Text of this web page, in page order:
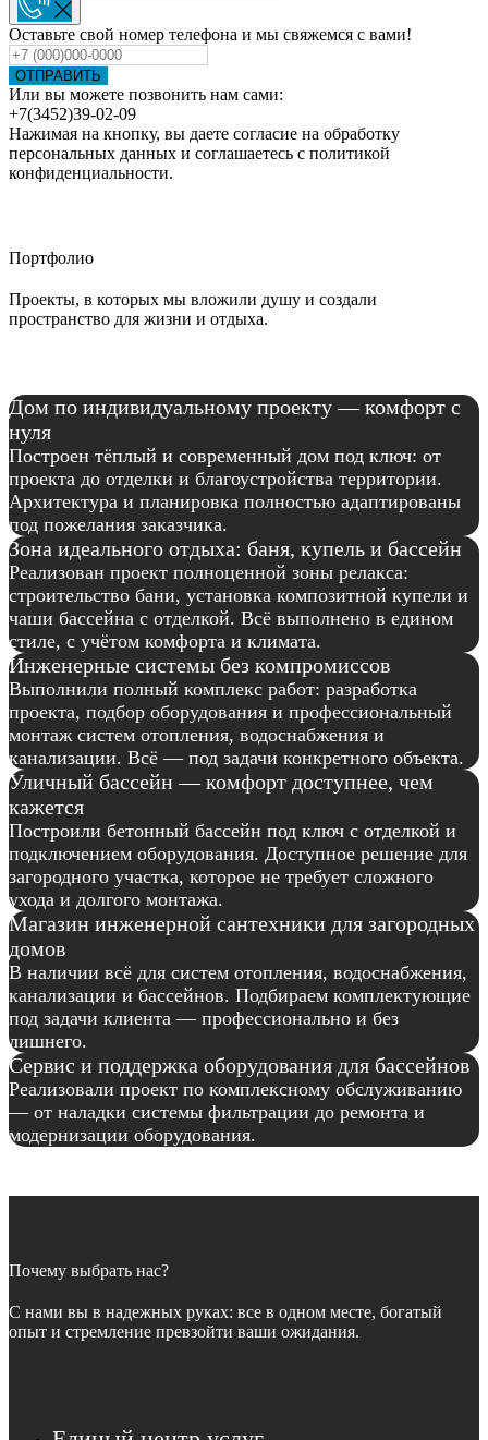
Оставьте свой номер телефона и мы свяжемся с вами!
ОТПРАВИТЬ
Или вы можете позвонить нам сами:
+7(3452)39-02-09
Нажимая на кнопку, вы даете согласие на обработку
персональных данных и соглашаетесь c политикой
конфиденциальности.
Портфолио
Проекты, в которых мы вложили душу и создали
пространство для жизни и отдыха.
Дом по индивидуальному проекту — комфорт с
нуля
Построен тёплый и современный дом под ключ: от
проекта до отделки и благоустройства территории.
Архитектура и планировка полностью адаптированы
под пожелания заказчика.
Зона идеального отдыха: баня, купель и бассейн
Реализован проект полноценной зоны релакса:
строительство бани, установка композитной купели и
чаши бассейна с отделкой. Всё выполнено в едином
стиле, с учётом комфорта и климата.
Инженерные системы без компромиссов
Выполнили полный комплекс работ: разработка
проекта, подбор оборудования и профессиональный
монтаж систем отопления, водоснабжения и
канализации. Всё — под задачи конкретного объекта.
Уличный бассейн — комфорт доступнее, чем
кажется
Построили бетонный бассейн под ключ с отделкой и
подключением оборудования. Доступное решение для
загородного участка, которое не требует сложного
ухода и долгого монтажа.
Магазин инженерной сантехники для загородных
домов
В наличии всё для систем отопления, водоснабжения,
канализации и бассейнов. Подбираем комплектующие
под задачи клиента — профессионально и без
лишнего.
Сервис и поддержка оборудования для бассейнов
Реализовали проект по комплексному обслуживанию
— от наладки системы фильтрации до ремонта и
модернизации оборудования.
Почему выбрать нас?
С нами вы в надежных руках: все в одном месте, богатый
опыт и стремление превзойти ваши ожидания.